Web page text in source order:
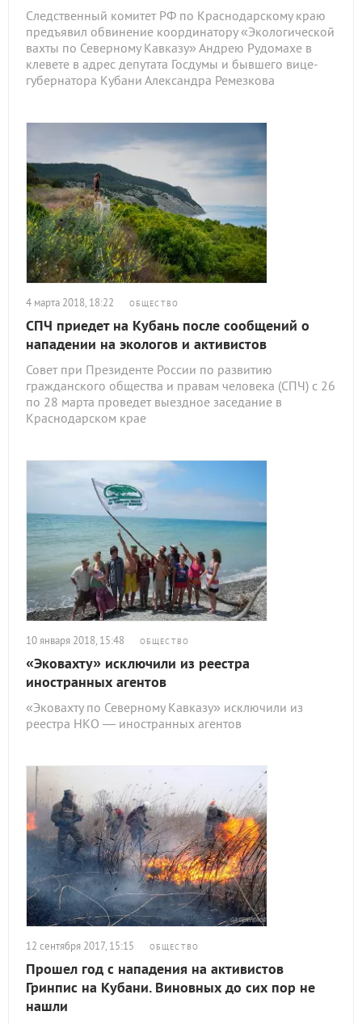
Следственный комитет РФ по Краснодарскому краю
предъявил обвинение координатору «Экологической
вахты по Северному Кавказу» Андрею Рудомахе в
клевете в адрес депутата Госдумы и бывшего вице-
губернатора Кубани Александра Ремезкова
4 марта 2018, 18:22 ОБЩЕСТВО
СПЧ приедет на Кубань после сообщений о
нападении на экологов и активистов
Совет при Президенте России по развитию
гражданского общества и правам человека (СПЧ) с 26
по 28 марта проведет выездное заседание в
Краснодарском крае
10 января 2018, 15:48 ОБЩЕСТВО
«Эковахту» исключили из реестра
иностранных агентов
«Эковахту по Северному Кавказу» исключили из
реестра НКО — иностранных агентов
12 сентября 2017, 15:15 ОБЩЕСТВО
Прошел год с нападения на активистов
Гринпис на Кубани. Виновных до сих пор не
нашли